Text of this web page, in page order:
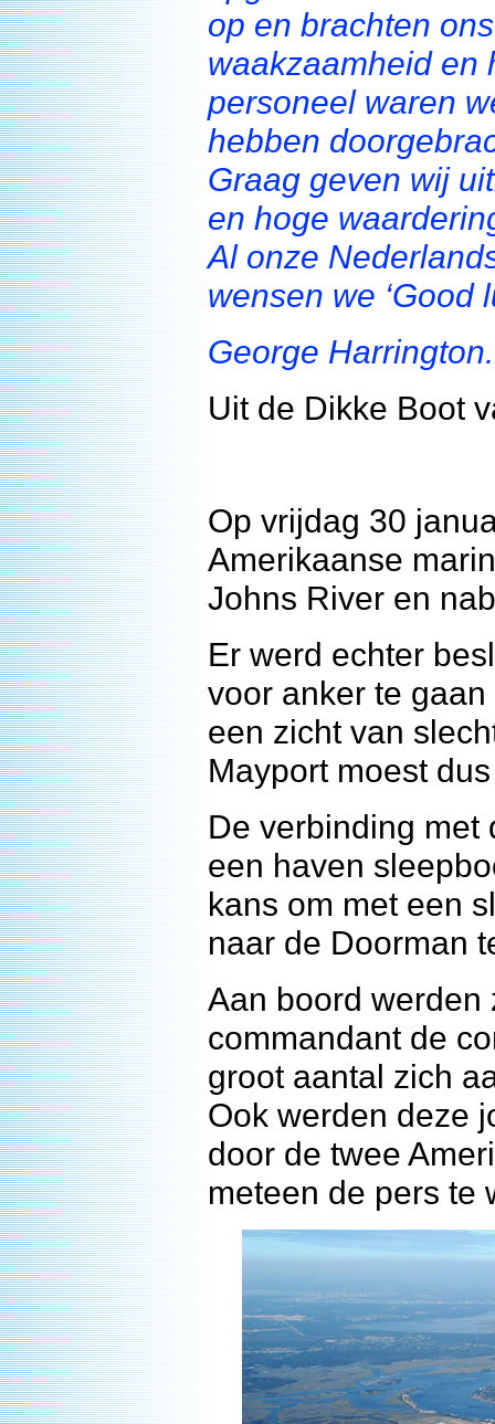
op en brachten
waakzaamheid en
personeel waren
hebben
Graag geven wij
en hoge
Al onze
wensen we ‘Good
George Harrington.
Uit de Dikke Boot
Op vrijdag 30
Amerikaanse
Johns River en
Er werd echter
voor anker te
een zicht van
Mayport moest
De verbinding met
een haven
kans om met een
naar de Doorman
Aan boord werden
commandant de
groot aantal zich
Ook werden deze
door de twee
meteen de pers te